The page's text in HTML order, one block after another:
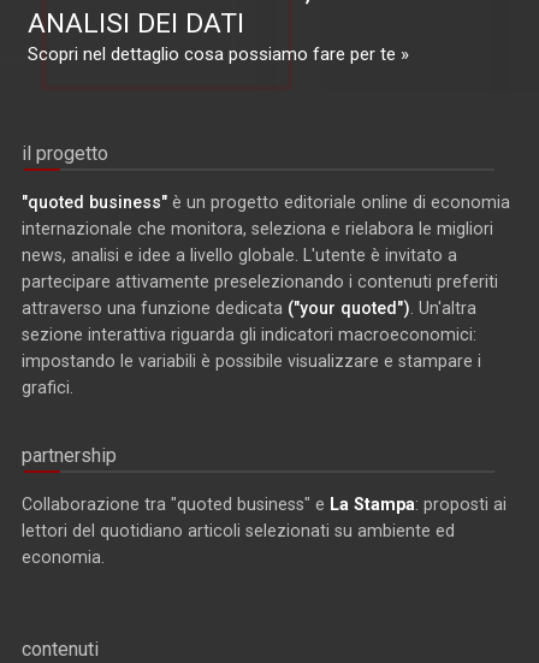
ANALISI DEI DATI
Scopri nel dettaglio cosa possiamo fare per te »
il progetto
"quoted business" è un progetto editoriale online di economia
internazionale che monitora, seleziona e rielabora le migliori
news, analisi e idee a livello globale. L'utente è invitato a
partecipare attivamente preselezionando i contenuti preferiti
attraverso una funzione dedicata ("your quoted") . Un'altra
sezione interattiva riguarda gli indicatori macroeconomici:
impostando le variabili è possibile visualizzare e stampare i
grafici.
partnership
Collaborazione tra "quoted business" e La Stampa: proposti ai
lettori del quotidiano articoli selezionati su ambiente ed
economia.
contenuti